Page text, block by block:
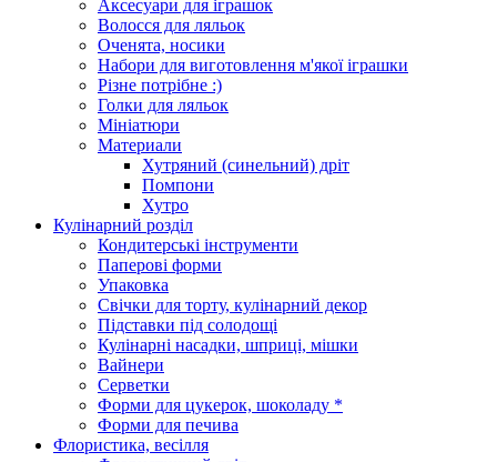
Аксесуари для іграшок
Волосся для ляльок
Оченята, носики
Набори для виготовлення м'якої іграшки
Різне потрібне :)
Голки для ляльок
Мініатюри
Материали
Хутряний (синельний) дріт
Помпони
Хутро
Кулінарний розділ
Кондитерські інструменти
Паперові форми
Упаковка
Свічки для торту, кулінарний декор
Підставки під солодощі
Кулінарні насадки, шприці, мішки
Вайнери
Серветки
Форми для цукерок, шоколаду *
Форми для печива
Флористика, весілля